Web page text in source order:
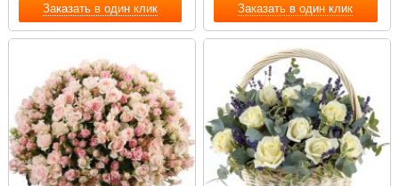
Заказать в один клик Заказать в один клик